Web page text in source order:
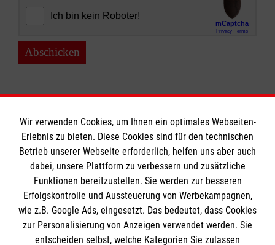
Abschicken
Informationen
Impressum
Datenschutz
Kontakt
Die Malteser
Wir verwenden Cookies, um Ihnen ein optimales Webseiten-
Erlebnis zu bieten. Diese Cookies sind für den technischen
Betrieb unserer Webseite erforderlich, helfen uns aber auch
dabei, unsere Plattform zu verbessern und zusätzliche
Funktionen bereitzustellen. Sie werden zur besseren
Erfolgskontrolle und Aussteuerung von Werbekampagnen,
wie z.B. Google Ads, eingesetzt. Das bedeutet, dass Cookies
zur Personalisierung von Anzeigen verwendet werden. Sie
entscheiden selbst, welche Kategorien Sie zulassen